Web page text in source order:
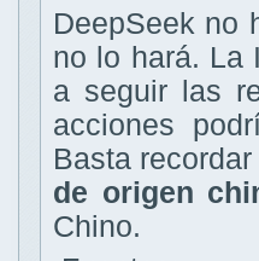
DeepSeek no
no lo hará. La
a seguir las
acciones
Basta
de origen
Chino.